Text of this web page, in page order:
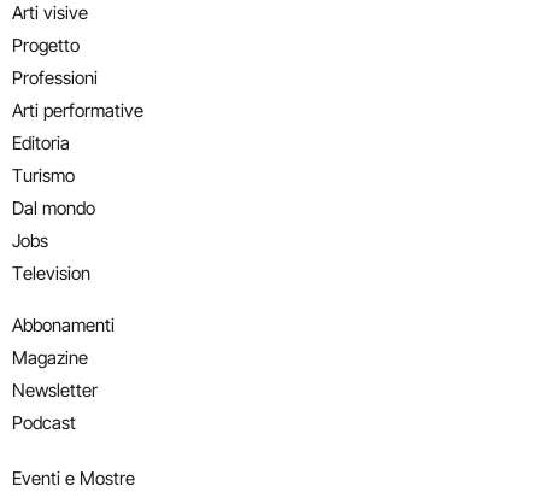
Arti visive
Progetto
Professioni
Arti performative
Editoria
Turismo
Dal mondo
Jobs
Television
Abbonamenti
Magazine
Newsletter
Podcast
Eventi e Mostre